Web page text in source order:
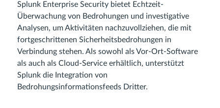
Splunk Enterprise Security bietet Echtzeit-
Überwachung von Bedrohungen und investigative
Analysen, um Aktivitäten nachzuvollziehen, die mit
fortgeschrittenen Sicherheitsbedrohungen in
Verbindung stehen. Als sowohl als Vor-Ort-Software
als auch als Cloud-Service erhältlich, unterstützt
Splunk die Integration von
Bedrohungsinformationsfeeds Dritter.